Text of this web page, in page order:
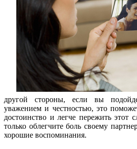
другой стороны, если вы
уважением и честностью, это
достоинство и легче пережить
только облегчите боль своему
хорошие воспоминания.